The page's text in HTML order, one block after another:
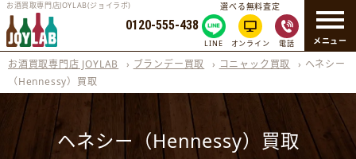
メニュー
お酒買取専門店JOYLAB(ジョイラボ)
0120-555-438
選べる無料査定
LINE オンライン 電話
お酒買取専門店 JOYLAB › ブランデー買取 › コニャック買取 › ヘネシー
（Hennessy）買取
ヘネシー（Hennessy）買取